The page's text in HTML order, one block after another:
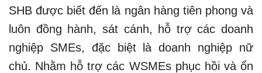
SHB được biết đến là ngân hàng tiên phong và
luôn đồng hành, sát cánh, hỗ trợ các doanh
nghiệp SMEs, đặc biệt là doanh nghiệp nữ
chủ. Nhằm hỗ trợ các WSMEs phục hồi và ổn